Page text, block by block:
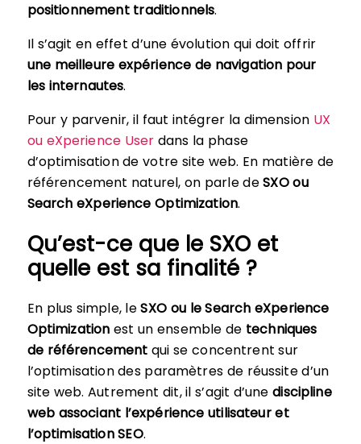
positionnement traditionnels.
Il s’agit en effet d’une évolution qui doit offrir
une meilleure expérience de navigation pour
les internautes.
Pour y parvenir, il faut intégrer la dimension UX
ou eXperience User dans la phase
d’optimisation de votre site web. En matière de
référencement naturel, on parle deSXO ou
Search eXperience Optimization.
Qu’est-ce que le SXO et
quelle est sa finalité ?
En plus simple, leSXO ou le Search eXperience
Optimization est un ensemble de techniques
de référencement qui se concentrent sur
l’optimisation des paramètres de réussite d’un
site web. Autrement dit, il s’agit d’unediscipline
web associant l’expérience utilisateur et
l’optimisation SEO.